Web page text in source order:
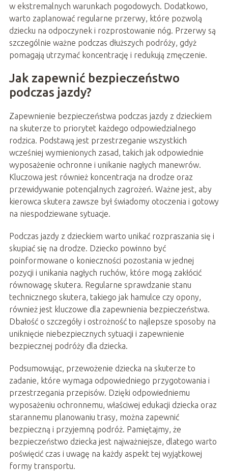
w ekstremalnych warunkach pogodowych. Dodatkowo,
warto zaplanować regularne przerwy, które pozwolą
dziecku na odpoczynek i rozprostowanie nóg. Przerwy są
szczególnie ważne podczas dłuższych podróży, gdyż
pomagają utrzymać koncentrację i redukują zmęczenie.
Jak zapewnić bezpieczeństwo
podczas jazdy?
Zapewnienie bezpieczeństwa podczas jazdy z dzieckiem
na skuterze to priorytet każdego odpowiedzialnego
rodzica. Podstawą jest przestrzeganie wszystkich
wcześniej wymienionych zasad, takich jak odpowiednie
wyposażenie ochronne i unikanie nagłych manewrów.
Kluczowa jest również koncentracja na drodze oraz
przewidywanie potencjalnych zagrożeń. Ważne jest, aby
kierowca skutera zawsze był świadomy otoczenia i gotowy
na niespodziewane sytuacje.
Podczas jazdy z dzieckiem warto unikać rozpraszania się i
skupiać się na drodze. Dziecko powinno być
poinformowane o konieczności pozostania w jednej
pozycji i unikania nagłych ruchów, które mogą zakłócić
równowagę skutera. Regularne sprawdzanie stanu
technicznego skutera, takiego jak hamulce czy opony,
również jest kluczowe dla zapewnienia bezpieczeństwa.
Dbałość o szczegóły i ostrożność to najlepsze sposoby na
uniknięcie niebezpiecznych sytuacji i zapewnienie
bezpiecznej podróży dla dziecka.
Podsumowując, przewożenie dziecka na skuterze to
zadanie, które wymaga odpowiedniego przygotowania i
przestrzegania przepisów. Dzięki odpowiedniemu
wyposażeniu ochronnemu, właściwej edukacji dziecka oraz
starannemu planowaniu trasy, można zapewnić
bezpieczną i przyjemną podróż. Pamiętajmy, że
bezpieczeństwo dziecka jest najważniejsze, dlatego warto
poświęcić czas i uwagę na każdy aspekt tej wyjątkowej
formy transportu.